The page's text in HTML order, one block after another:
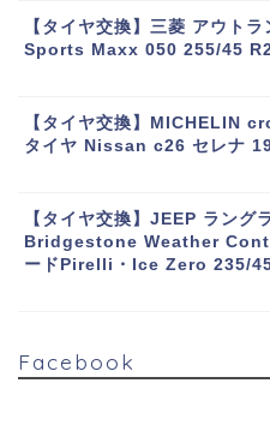
【タイヤ交換】三菱 アウト
Sports Maxx 050 255/45
【タイヤ交換】MICHELIN
タイヤ Nissan c26 セレナ
【タイヤ交換】JEEP ラン
Bridgestone Weather
ードPirelli・Ice Zero 235/
Facebook